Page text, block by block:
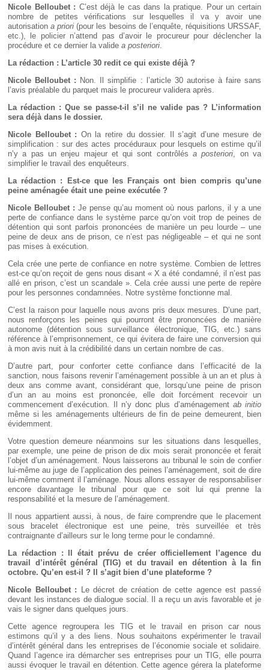
Nicole Belloubet : C’est déjà le cas dans la pratique. Pour un certain
nombre de petites vérifications sur lesquelles il va y avoir une
autorisationa priori (pour les besoins de l’enquête, réquisitions URSSAF,
etc.), le policier n’attend pas d’avoir le procureur pour déclencher la
procédure et ce dernier la valide a posteriori
La rédaction : L’article 30 redit ce qui existe déjà ?
Nicole Belloubet : Non. Il simplifie : l’article 30 autorise à faire sans
l’avis préalable du parquet mais le procureur validera après.
La rédaction : Que se passe-t-il s’il ne valide pas ? L’information
sera déjà dans le dossier.
Nicole Belloubet : On la retire du dossier. Il s’agit d’une mesure de
simplification : sur des actes procéduraux pour lesquels on estime qu’il
n’y a pas un enjeu majeur et qui sont contrôlésa posteriori , on va
simplifier le travail des enquêteurs.
La rédaction : Est-ce que les Français ont bien compris qu’une
peine aménagée était une peine exécutée ?
Nicole Belloubet : Je pense qu’au moment où nous parlons, il y a une
perte de confiance dans le système parce qu’on voit trop de peines de
détention qui sont parfois prononcées de manière un peu lourde – une
peine de deux ans de prison, ce n’est pas négligeable – et qui ne sont
pas mises à exécution.
Cela crée une perte de confiance en notre système. Combien de lettres
est-ce qu’on reçoit de gens nous disant « X a été condamné, il n’est pas
allé en prison, c’est un scandale ». Cela crée aussi une perte de repère
pour les personnes condamnées. Notre système fonctionne mal.
C’est la raison pour laquelle nous avons pris deux mesures. D’une part,
nous renforçons les peines qui pourront être prononcées de manière
autonome (détention sous surveillance électronique, TIG, etc.) sans
référence à l’emprisonnement, ce qui évitera de faire une conversion qui
à mon avis nuit à la crédibilité dans un certain nombre de cas.
D’autre part, pour conforter cette confiance dans l’efficacité de la
sanction, nous faisons revenir l’aménagement possible à un an et plus à
deux ans comme avant, considérant que, lorsqu’une peine de prison
d’un an au moins est prononcée, elle doit forcément recevoir un
commencement d’exécution. Il n’y donc plus d’aménagement ab initio
même si les aménagements ultérieurs de fin de peine demeurent, bien
évidemment.
Votre question demeure néanmoins sur les situations dans lesquelles,
par exemple, une peine de prison de dix mois serait prononcée et ferait
l’objet d’un aménagement. Nous laisserons au tribunal le soin de confier
lui-même au juge de l’application des peines l’aménagement, soit de dire
lui-même comment il l’aménage. Nous allons essayer de responsabiliser
encore davantage le tribunal pour que ce soit lui qui prenne la
responsabilité et la mesure de l’aménagement.
Il nous appartient aussi, à nous, de faire comprendre que le placement
sous bracelet électronique est une peine, très surveillée et très
contraignante d’ailleurs sur le long terme pour le condamné.
La rédaction : Il était prévu de créer officiellement l’agence du
travail d’intérêt général (TIG) et du travail en détention à la fin
octobre. Qu’en est-il ? Il s’agit bien d’une plateforme ?
Nicole Belloubet :
Le décret de création de cette agence est passé
devant les instances de dialogue social. Il a reçu un avis favorable et je
vais le signer dans quelques jours.
Cette agence regroupera les TIG et le travail en prison car nous
estimons qu’il y a des liens. Nous souhaitons expérimenter le travail
d’intérêt général dans les entreprises de l’économie sociale et solidaire.
Quand l’agence ira démarcher ses entreprises pour un TIG, elle pourra
aussi évoquer le travail en détention. Cette agence gérera la plateforme